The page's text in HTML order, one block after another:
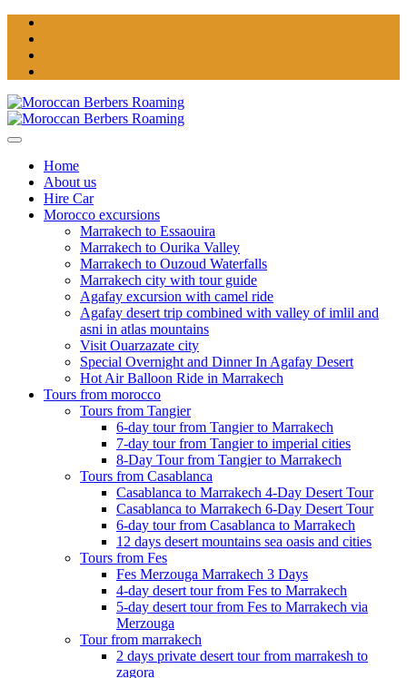
Home
About us
Hire Car
Morocco excursions
Marrakech to Essaouira
Marrakech to Ourika Valley
Marrakech to Ouzoud Waterfalls
Marrakech city with tour guide
Agafay excursion with camel ride
Agafay desert trip combined with valley of imlil and
asni in atlas mountains
Visit Ouarzazate city
Special Overnight and Dinner In Agafay Desert
Hot Air Balloon Ride in Marrakech
Tours from morocco
Tours from Tangier
6-day tour from Tangier to Marrakech
7-day tour from Tangier to imperial cities
8-Day Tour from Tangier to Marrakech
Tours from Casablanca
Casablanca to Marrakech 4-Day Desert Tour
Casablanca to Marrakech 6-Day Desert Tour
6-day tour from Casablanca to Marrakech
12 days desert mountains sea oasis and cities
Tours from Fes
Fes Merzouga Marrakech 3 Days
4-day desert tour from Fes to Marrakech
5-day desert tour from Fes to Marrakech via
Merzouga
Tour from marrakech
2 days private desert tour from marrakesh to
zagora